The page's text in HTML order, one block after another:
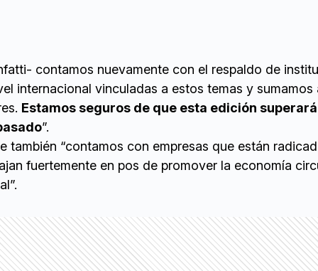
contamos nuevamente con el respaldo de
internacional vinculadas a estos temas y sumamos
Estamos seguros de que esta edición
”.
también “contamos con empresas que están
fuertemente en pos de promover la economía